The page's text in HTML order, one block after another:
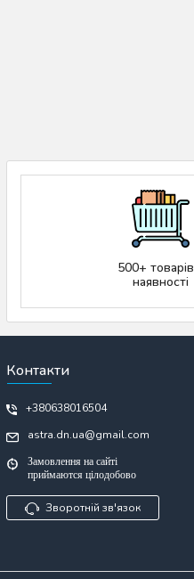
500+
наявності
Контакти
+380638016504
astra.dn.ua@gmail.com
Замовлення на сайті
приймаются цілодобово
Зворотній зв'язок